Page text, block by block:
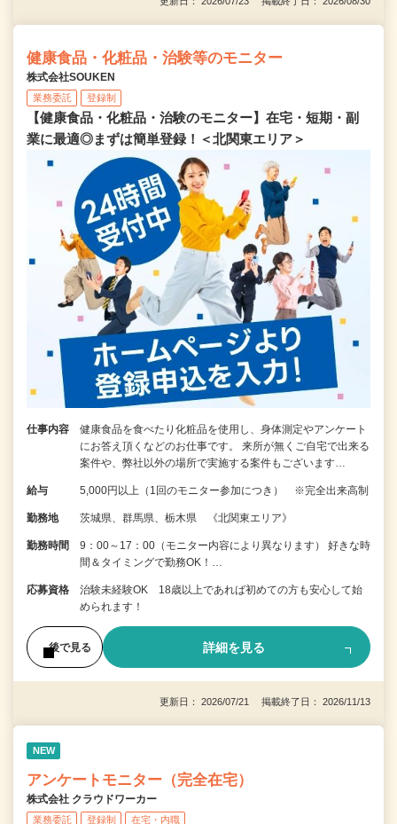
健康食品・化粧品・治験等のモニター
株式会社SOUKEN
業務委託 登録制
【健康食品・化粧品・治験のモニター】在宅・短期・副
業に最適◎まずは簡単登録！＜北関東エリア＞
仕事内容
健康食品を食べたり化粧品を使用し、身体測定やアンケート
にお答え頂くなどのお仕事です。 来所が無くご自宅で出来る
案件や、弊社以外の場所で実施する案件もございます…
給与 5,000円以上（1回のモニター参加につき） ※完全出来高制
勤務地 茨城県、群馬県、栃木県 《北関東エリア》
勤務時間
9：00～17：00（モニター内容により異なります） 好きな時
間＆タイミングで勤務OK！…
応募資格
治験未経験OK 18歳以上であれば初めての方も安心して始
められます！
後で見る 詳細を見る
更新日： 2026/07/21 掲載終了日： 2026/11/13
NEW
アンケートモニター（完全在宅）
株式会社 クラウドワーカー
業務委託 登録制 在宅・内職